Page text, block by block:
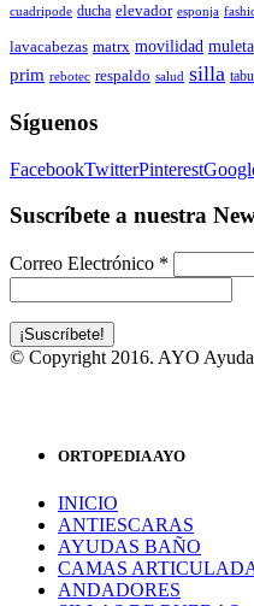
cuadripode ducha elevador esponja
lavacabezas matrx movilidad muleta
prim rebotec respaldo salud silla
Síguenos
FacebookTwitterPinterest
Suscríbete a nuestra
Correo Electrónico *
© Copyright 2016. AYO
ORTOPEDIA AYO
INICIO
ANTIESCARAS
AYUDAS BAÑO
CAMAS
ANDADORES